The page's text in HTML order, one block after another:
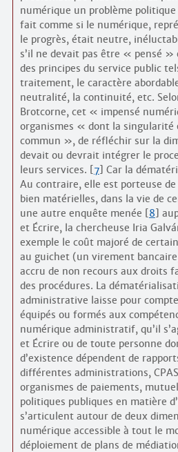
numérique un problème
fait comme si le numérique,
le progrès, était neutre,
s’il ne devait pas être « pensé »
des principes du service public
traitement, le caractère
neutralité, la continuité, etc.
Brotcorne, cet « impensé
organismes « dont la singularité
commun », de réfléchir sur la
devait ou devrait intégrer le
leurs services. [7] Car la
Au contraire, elle est porteuse
bien matérielles, dans la vie de
une autre enquête menée [8]
et Écrire, la chercheuse Iria
exemple le coût majoré de
au guichet (un virement
accru de non recours aux droits
des procédures. La
administrative laisse pour
équipés ou formés aux
numérique administratif, qu’il
et Écrire ou de toute personne
d’existence dépendent de
différentes administrations,
organismes de paiements,
politiques publiques en matière
s’articulent autour de deux
numérique accessible à tout le
déploiement de plans de